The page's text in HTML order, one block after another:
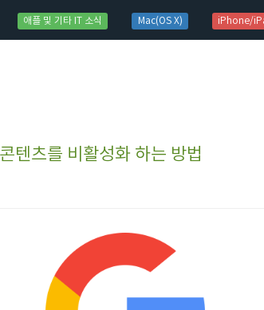
애플 및 기타 IT 소식 Mac(OS X) iPhone/
텐츠를 비활성화 하는 방법